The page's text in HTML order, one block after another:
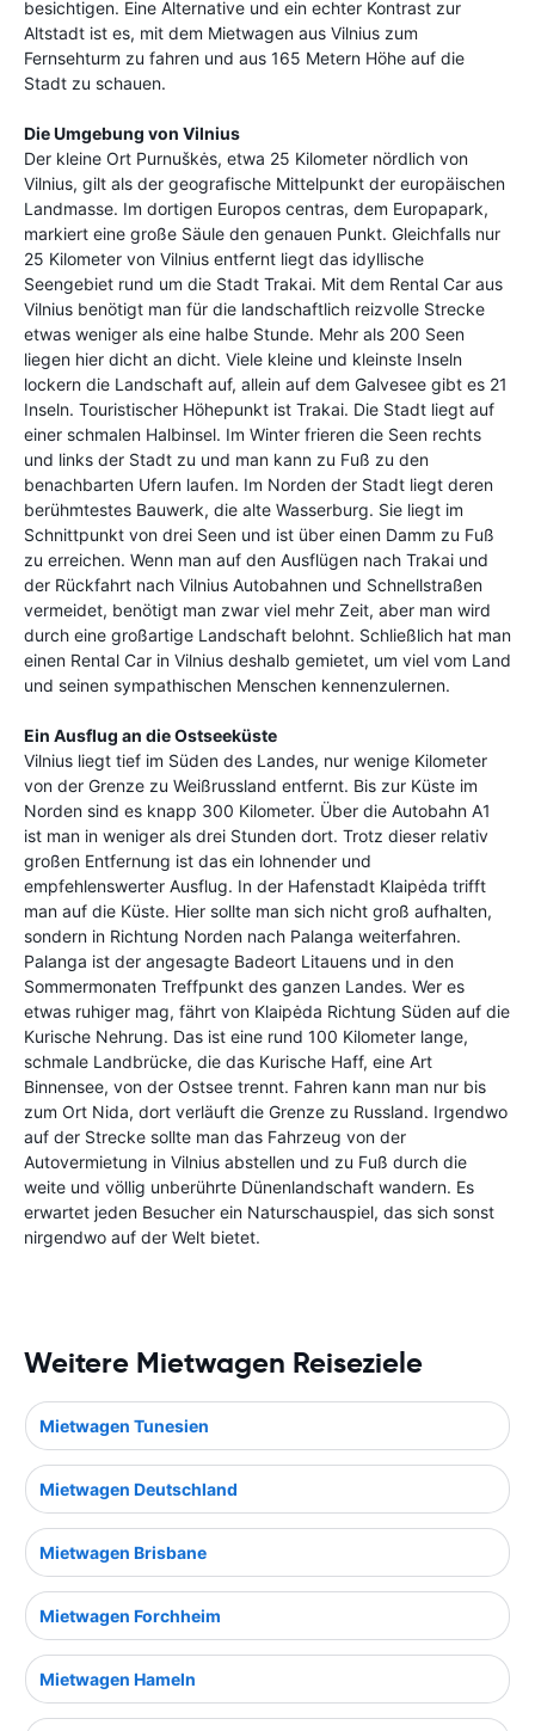
besichtigen. Eine Alternative und ein echter Kontrast zur
Altstadt ist es, mit dem Mietwagen aus Vilnius zum
Fernsehturm zu fahren und aus 165 Metern Höhe auf die
Stadt zu schauen.
Die Umgebung von Vilnius
Der kleine Ort Purnuškės, etwa 25 Kilometer nördlich von
Vilnius, gilt als der geografische Mittelpunkt der europäischen
Landmasse. Im dortigen Europos centras, dem Europapark,
markiert eine große Säule den genauen Punkt. Gleichfalls nur
25 Kilometer von Vilnius entfernt liegt das idyllische
Seengebiet rund um die Stadt Trakai. Mit dem Rental Car aus
Vilnius benötigt man für die landschaftlich reizvolle Strecke
etwas weniger als eine halbe Stunde. Mehr als 200 Seen
liegen hier dicht an dicht. Viele kleine und kleinste Inseln
lockern die Landschaft auf, allein auf dem Galvesee gibt es 21
Inseln. Touristischer Höhepunkt ist Trakai. Die Stadt liegt auf
einer schmalen Halbinsel. Im Winter frieren die Seen rechts
und links der Stadt zu und man kann zu Fuß zu den
benachbarten Ufern laufen. Im Norden der Stadt liegt deren
berühmtestes Bauwerk, die alte Wasserburg. Sie liegt im
Schnittpunkt von drei Seen und ist über einen Damm zu Fuß
zu erreichen. Wenn man auf den Ausflügen nach Trakai und
der Rückfahrt nach Vilnius Autobahnen und Schnellstraßen
vermeidet, benötigt man zwar viel mehr Zeit, aber man wird
durch eine großartige Landschaft belohnt. Schließlich hat man
einen Rental Car in Vilnius deshalb gemietet, um viel vom Land
und seinen sympathischen Menschen kennenzulernen.
Ein Ausflug an die Ostseeküste
Vilnius liegt tief im Süden des Landes, nur wenige Kilometer
von der Grenze zu Weißrussland entfernt. Bis zur Küste im
Norden sind es knapp 300 Kilometer. Über die Autobahn A1
ist man in weniger als drei Stunden dort. Trotz dieser relativ
großen Entfernung ist das ein lohnender und
empfehlenswerter Ausflug. In der Hafenstadt Klaipėda trifft
man auf die Küste. Hier sollte man sich nicht groß aufhalten,
sondern in Richtung Norden nach Palanga weiterfahren.
Palanga ist der angesagte Badeort Litauens und in den
Sommermonaten Treffpunkt des ganzen Landes. Wer es
etwas ruhiger mag, fährt von Klaipėda Richtung Süden auf die
Kurische Nehrung. Das ist eine rund 100 Kilometer lange,
schmale Landbrücke, die das Kurische Haff, eine Art
Binnensee, von der Ostsee trennt. Fahren kann man nur bis
zum Ort Nida, dort verläuft die Grenze zu Russland. Irgendwo
auf der Strecke sollte man das Fahrzeug von der
Autovermietung in Vilnius abstellen und zu Fuß durch die
weite und völlig unberührte Dünenlandschaft wandern. Es
erwartet jeden Besucher ein Naturschauspiel, das sich sonst
nirgendwo auf der Welt bietet.
Weitere Mietwagen Reiseziele
Mietwagen Tunesien
Mietwagen Deutschland
Mietwagen Brisbane
Mietwagen Forchheim
Mietwagen Hameln